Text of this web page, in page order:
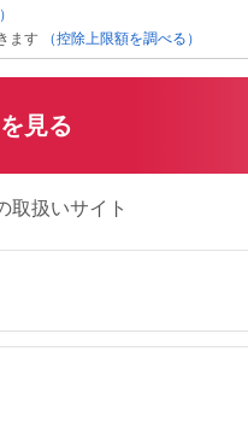
ます
（控除上限額を調べる）
見る
取扱いサイト